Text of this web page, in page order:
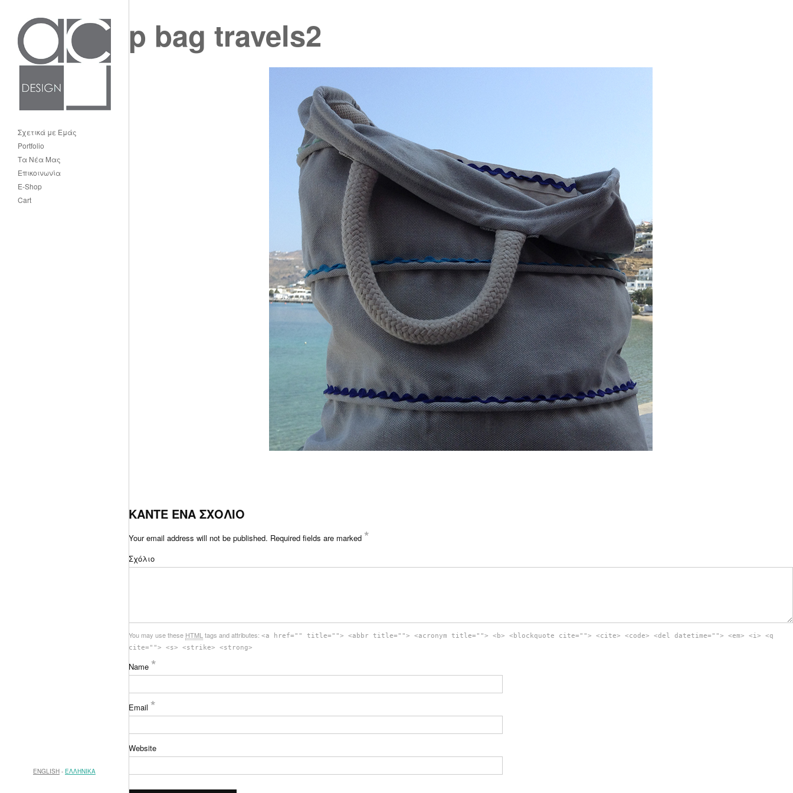
Σχετικά με Εμάς
Portfolio
Τα Νέα Μας
Επικοινωνία
E-Shop
Cart
ENGLISH ΕΛΛΗΝΙΚΑ
p bag travels2
ΚΑΝΤΕ ΕΝΑ ΣΧΟΛΙΟ
Your email address will not be published. Required fields are marked *
Σχόλιο
You may use these HTML tags and attributes: <a href="" title=""> <abbr title=""> <acronym title=""> <b> <blockquote cite=""> <cite> <code> <del datetime=""> <em> <i> <q
cite=""> <s> <strike> <strong>
Name *
Email *
Website